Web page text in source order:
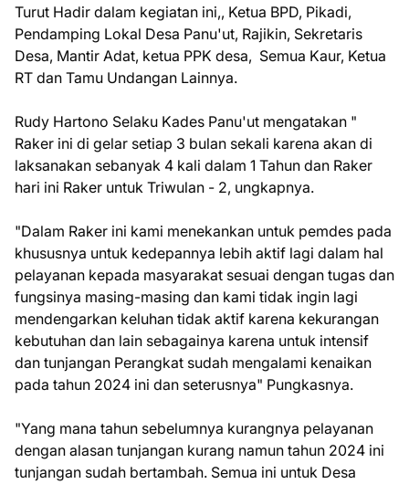
Turut Hadir dalam kegiatan ini,, Ketua BPD, Pikadi,
Pendamping Lokal Desa Panu'ut, Rajikin, Sekretaris
Desa, Mantir Adat, ketua PPK desa, Semua Kaur, Ketua
RT dan Tamu Undangan Lainnya.
Rudy Hartono Selaku Kades Panu'ut mengatakan "
Raker ini di gelar setiap 3 bulan sekali karena akan di
laksanakan sebanyak 4 kali dalam 1 Tahun dan Raker
hari ini Raker untuk Triwulan - 2, ungkapnya.
"Dalam Raker ini kami menekankan untuk pemdes pada
khususnya untuk kedepannya lebih aktif lagi dalam hal
pelayanan kepada masyarakat sesuai dengan tugas dan
fungsinya masing-masing dan kami tidak ingin lagi
mendengarkan keluhan tidak aktif karena kekurangan
kebutuhan dan lain sebagainya karena untuk intensif
dan tunjangan Perangkat sudah mengalami kenaikan
pada tahun 2024 ini dan seterusnya" Pungkasnya.
"Yang mana tahun sebelumnya kurangnya pelayanan
dengan alasan tunjangan kurang namun tahun 2024 ini
tunjangan sudah bertambah. Semua ini untuk Desa